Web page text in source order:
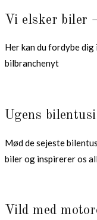
Vi elsker biler
Her kan du fordybe
bilbranchenyt
Ugens
Mød de sejeste
biler og inspirerer os
Vild med